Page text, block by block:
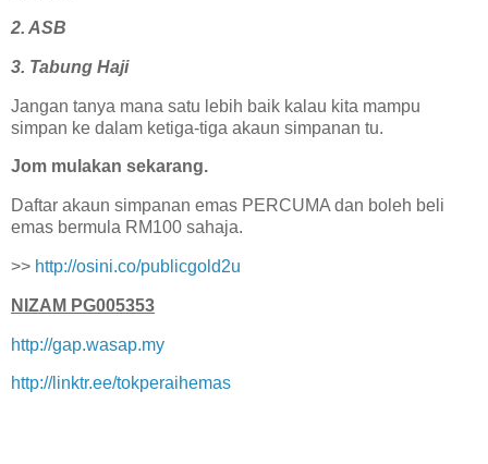
2. ASB
3. Tabung Haji
Jangan tanya mana satu lebih baik kalau kita mampu
simpan ke dalam ketiga-tiga akaun simpanan tu.
Jom mulakan sekarang.
Daftar akaun simpanan emas PERCUMA dan boleh beli
emas bermula RM100 sahaja.
>> http://osini.co/publicgold2u
NIZAM PG005353
http://gap.wasap.my
http://linktr.ee/tokperaihemas